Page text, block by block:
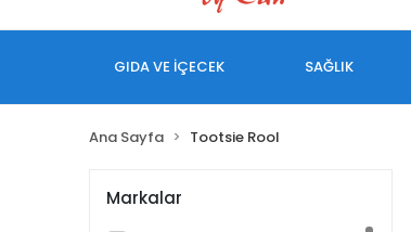
GIDA VE İÇECEK SAĞLIK
Ana Sayfa Tootsie Rool
Markalar